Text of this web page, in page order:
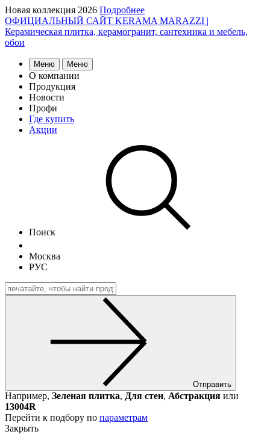
Новая коллекция 2026 Подробнее
ОФИЦИАЛЬНЫЙ САЙТ KERAMA MARAZZI |
Керамическая плитка, керамогранит, сантехника и мебель,
обои
Меню Меню
О компании
Продукция
Новости
Профи
Где купить
Акции
Поиск
Москва
РУС
Отправить
Например, Зеленая плитка, Для стен, Абстракция или
13004R
Перейти к подбору по параметрам
Закрыть